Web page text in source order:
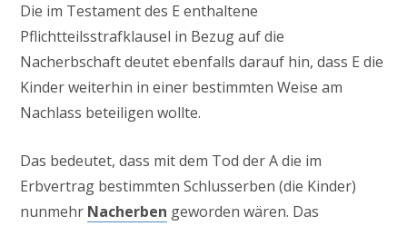
Die im Testament des E enthaltene
Pflichtteilsstrafklausel in Bezug auf die
Nacherbschaft deutet ebenfalls darauf hin, dass E die
Kinder weiterhin in einer bestimmten Weise am
Nachlass beteiligen wollte.
Das bedeutet, dass mit dem Tod der A die im
Erbvertrag bestimmten Schlusserben (die Kinder)
nunmehr Nacherben geworden wären. Das